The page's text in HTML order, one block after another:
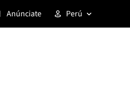
Anúnciate Perú